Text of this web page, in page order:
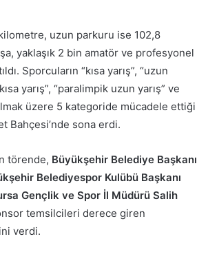
uzun parkuru ise 102,8
yaklaşık 2 bin amatör ve profesyonel
Sporcuların “kısa yarış”, “uzun
yarış”, “paralimpik uzun yarış” ve
üzere 5 kategoride mücadele ettiği
Bahçesi’nde sona erdi.
törende, Büyükşehir Belediye Başkanı
Belediyespor Kulübü Başkanı
Gençlik ve Spor İl Müdürü Salih
temsilcileri derece giren
verdi.